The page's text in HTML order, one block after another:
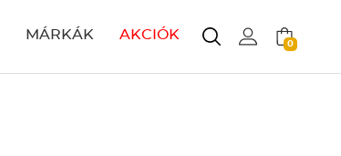
MÁRKÁK AKCIÓK
0